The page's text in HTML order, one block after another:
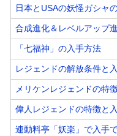
日本とUSAの妖怪ガシャ
合成進化＆レベルアップ
「七福神」の入手方法
レジェンドの解放条件と
メリケンレジェンドの特
偉人レジェンドの特徴と
連動料亭「妖楽」で入手